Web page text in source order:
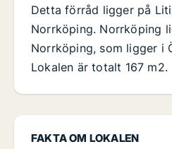
FAKTA OM LOKALEN
Detta förråd ligger på
Norrköping. Norrköping
Norrköping, som ligger i
Lokalen är totalt 167 m2.